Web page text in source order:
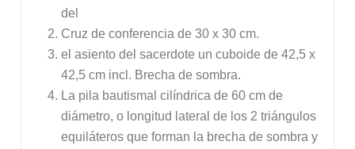
del
Cruz de conferencia de 30 x 30 cm.
el asiento del sacerdote un cuboide de 42,5 x
42,5 cm incl. Brecha de sombra.
La pila bautismal cilíndrica de 60 cm de
diámetro, o longitud lateral de los 2 triángulos
equiláteros que forman la brecha de sombra y